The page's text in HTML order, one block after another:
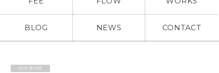
BLOG NEWS CONTACT
OLD BLOG